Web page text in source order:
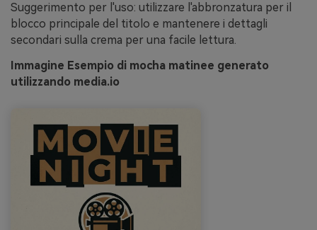
Suggerimento per l'uso: utilizzare l'abbronzatura per il
blocco principale del titolo e mantenere i dettagli
secondari sulla crema per una facile lettura.
Immagine Esempio di mocha matinee generato
utilizzando media.io